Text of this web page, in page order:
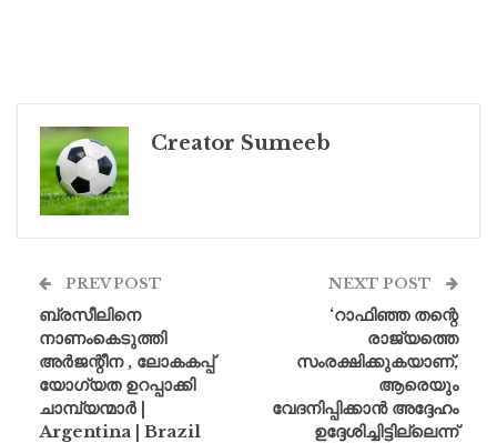
Creator Sumeeb
PREV POST
ബ്രസീലിനെ
നാണംകെടുത്തി
അർജന്റീന , ലോകകപ്പ്
യോഗ്യത ഉറപ്പാക്കി
ചാമ്പ്യന്മാർ |
Argentina | Brazil
NEXT POST
‘റാഫിഞ്ഞ തന്റെ
രാജ്യത്തെ
സംരക്ഷിക്കുകയാണ്,
ആരെയും
വേദനിപ്പിക്കാൻ അദ്ദേഹം
ഉദ്ദേശിച്ചിട്ടില്ലെന്ന്